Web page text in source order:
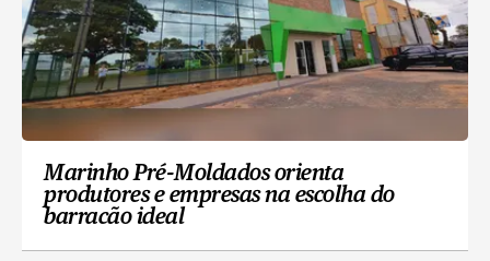
Marinho Pré-Moldados orienta
produtores e empresas na escolha do
barracão ideal